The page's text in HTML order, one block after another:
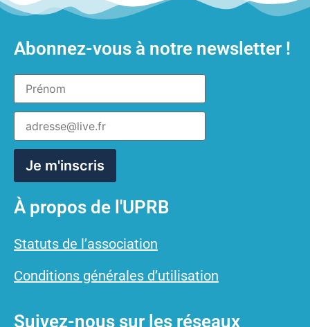
Abonnez-vous à notre newsletter !
À propos de l'UPRB
Statuts de l’association
Conditions générales d’utilisation
Suivez-nous sur les réseaux